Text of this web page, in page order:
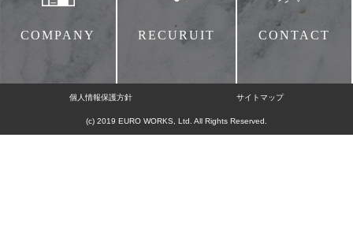
COMPANY RECURUIT CONTACT
個人情報保護方針 サイトマップ
(c) 2019 EURO WORKS, Ltd. All Rights Reserved.